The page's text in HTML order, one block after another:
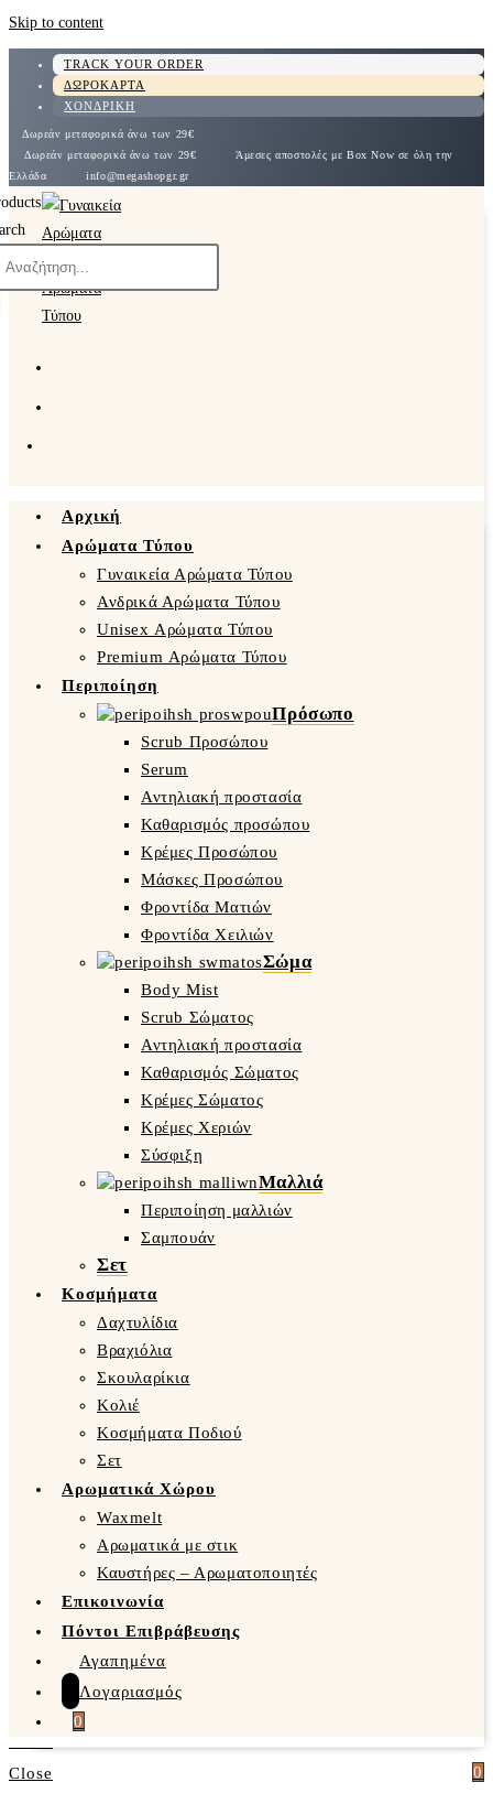
Skip to content
TRACK YOUR ORDER
ΔΩΡΟΚΑΡΤΑ
ΧΟΝΔΡΙΚΗ
Δωρεάν μεταφορικά άνω των 29€
Δωρεάν μεταφορικά άνω των 29€
Άμεσες αποστολές με Box Now σε όλη την
Ελλάδα
info@megashopgr.gr
Αρχική
Αρώματα Τύπου
Γυναικεία Αρώματα Τύπου
Ανδρικά Αρώματα Τύπου
Unisex Αρώματα Τύπου
Premium Αρώματα Τύπου
Περιποίηση
Πρόσωπο
Scrub Προσώπου
Serum
Αντηλιακή προστασία
Καθαρισμός προσώπου
Κρέμες Προσώπου
Μάσκες Προσώπου
Φροντίδα Ματιών
Φροντίδα Χειλιών
Σώμα
Body Mist
Scrub Σώματος
Αντηλιακή προστασία
Καθαρισμός Σώματος
Κρέμες Σώματος
Κρέμες Χεριών
Σύσφιξη
Μαλλιά
Περιποίηση μαλλιών
Σαμπουάν
Σετ
Κοσμήματα
Δαχτυλίδια
Βραχιόλια
Σκουλαρίκια
Κολιέ
Κοσμήματα Ποδιού
Σετ
Αρωματικά Χώρου
Waxmelt
Αρωματικά με στικ
Καυστήρες – Αρωματοποιητές
Επικοινωνία
Πόντοι Επιβράβευσης
Αγαπημένα
Λογαριασμός
0
0
Close